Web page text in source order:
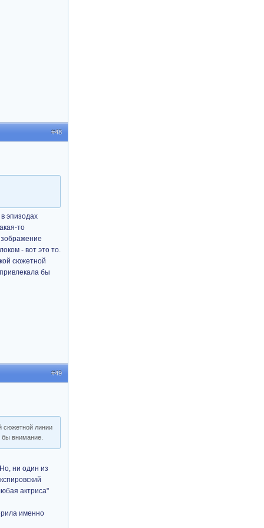
#48
эпизодах
то
- вот это то.
сюжетной
бы
#49
сюжетной линии
бы внимание.
ни один из
актриса"
именно